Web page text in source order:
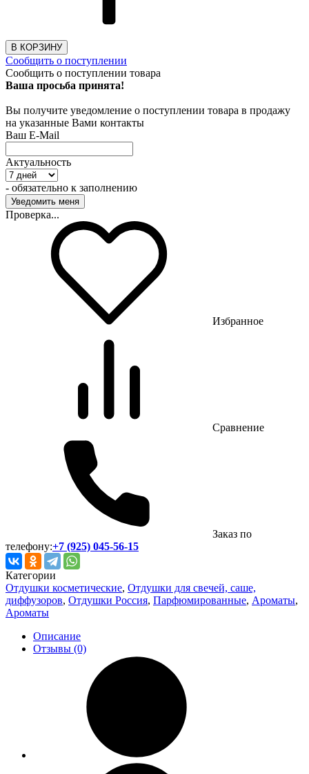
В КОРЗИНУ
Сообщить о поступлении
Сообщить о поступлении товара
Ваша просьба принята!
Вы получите уведомление о поступлении товара в продажу
на указанные Вами контакты
Ваш E-Mail
Актуальность
- обязательно к заполнению
Проверка...
Избранное
Сравнение
Заказ по
телефону:+7 (925) 045-56-15
Категории
Отдушки косметические, Отдушки для свечей, саше,
диффузоров, Отдушки Россия, Парфюмированные, Ароматы,
Ароматы
Описание
Отзывы (0)